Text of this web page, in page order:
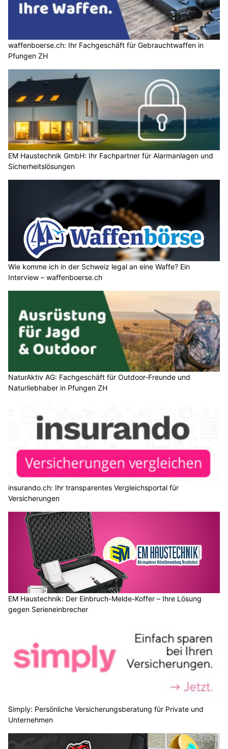
waffenboerse.ch: Ihr Fachgeschäft für Gebrauchtwaffen in
Pfungen ZH
EM Haustechnik GmbH: Ihr Fachpartner für Alarmanlagen und
Sicherheitslösungen
Wie komme ich in der Schweiz legal an eine Waffe? Ein
Interview – waffenboerse.ch
NaturAktiv AG: Fachgeschäft für Outdoor-Freunde und
Naturliebhaber in Pfungen ZH
insurando.ch: Ihr transparentes Vergleichsportal für
Versicherungen
EM Haustechnik: Der Einbruch-Melde-Koffer – Ihre Lösung
gegen Serieneinbrecher
Simply: Persönliche Versicherungsberatung für Private und
Unternehmen